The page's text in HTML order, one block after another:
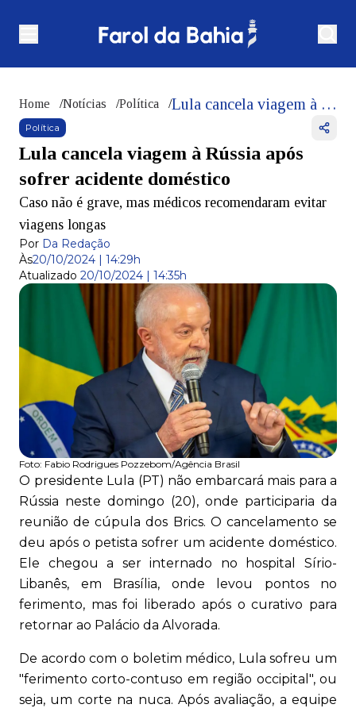
Home /Notícias /Política / Lula cancela viagem à Rússia após sofrer acidente doméstico
Política
Lula cancela viagem à Rússia após
sofrer acidente doméstico
Caso não é grave, mas médicos recomendaram evitar
viagens longas
Por Da Redação
Às20/10/2024 | 14:29h
Atualizado 20/10/2024 | 14:35h
Foto: Fabio Rodrigues Pozzebom/Agência Brasil
O presidente Lula (PT) não embarcará mais para a
Rússia neste domingo (20), onde participaria da
reunião de cúpula dos Brics. O cancelamento se
deu após o petista sofrer um acidente doméstico.
Ele chegou a ser internado no hospital Sírio-
Libanês, em Brasília, onde levou pontos no
ferimento, mas foi liberado após o curativo para
retornar ao Palácio da Alvorada.
De acordo com o boletim médico, Lula sofreu um
"ferimento corto-contuso em região occipital", ou
seja, um corte na nuca. Após avaliação, a equipe